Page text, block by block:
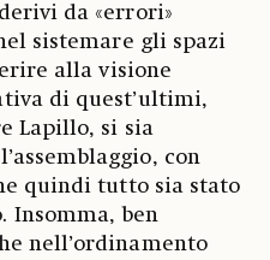
da «errori»
sistemare gli spazi
alla visione
di quest’ultimi,
Lapillo, si sia
con
quindi tutto sia stato
Insomma, ben
nell’ordinamento